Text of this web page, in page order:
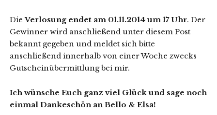
DieVerlosung endet am 01.11.2014 um 17 Uhr. Der
Gewinner wird anschließend unter diesem Post
bekannt gegeben und meldet sich bitte
anschließend innerhalb von einer Woche zwecks
Gutscheinübermittlung bei mir.
Ich wünsche Euch ganz viel Glück und sage noch
einmal Dankeschön an Bello & Elsa!